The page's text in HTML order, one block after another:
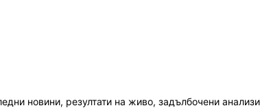
новини, резултати на живо, задълбочени